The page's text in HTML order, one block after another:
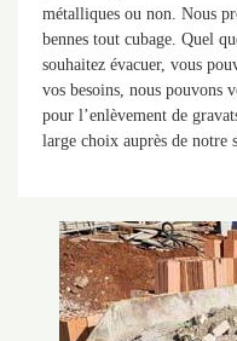
métalliques ou non. Nous
bennes tout cubage. Quel
souhaitez évacuer, vous
vos besoins, nous pouvons
pour l’enlèvement de
large choix auprès de notre